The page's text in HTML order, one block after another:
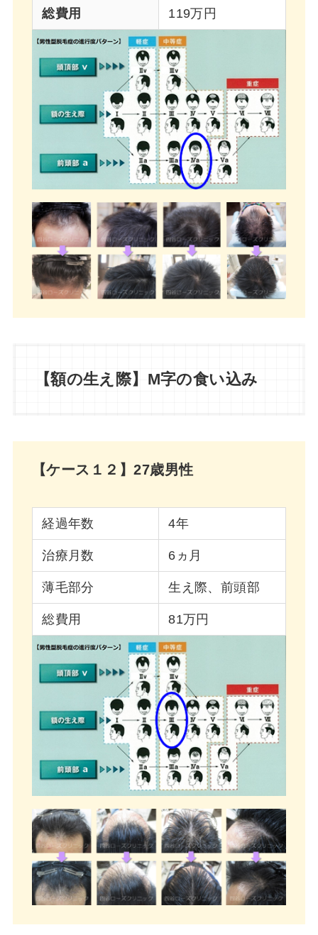
総費用 119万円
【額の生え際】M字の食い込み
【ケース１２】27歳男性
経過年数 4年
治療月数 6ヵ月
薄毛部分 生え際、前頭部
総費用 81万円